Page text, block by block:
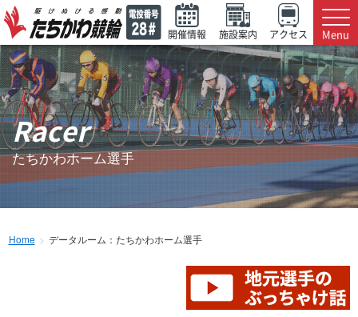
開催情報 施設案内 アクセス Menu
Racer
たちかわホーム選手
Home データルーム：たちかわホーム選手